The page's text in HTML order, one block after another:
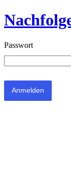
Passwort